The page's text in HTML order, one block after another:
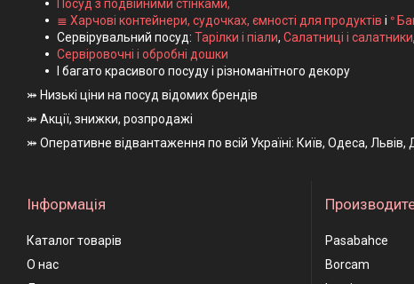
Посуд з подвійними стінками,
≣ Харчові контейнери, судочках, ємності для продуктів і ᐤ
Сервірувальний посуд: Тарілки і піали, Салатниці і салатники,
Сервіровочні і обробні дошки
І багато красивого посуду і різноманітного декору
⤗ Низькі ціни на посуд відомих брендів
⤗ Акції, знижки, розпродажі
⤗ Оперативне відвантаження по всій Україні: Київ, Одеса,
Інформація
Каталог товарів
О нас
Pasabahce
Borcam